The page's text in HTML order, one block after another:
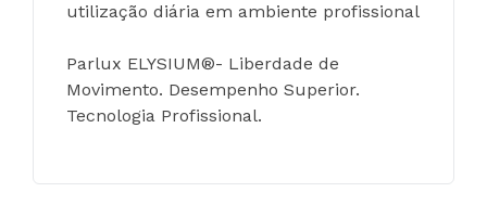
utilização diária em ambiente profissional
Parlux ELYSIUM®- Liberdade de
Movimento. Desempenho Superior.
Tecnologia Profissional.